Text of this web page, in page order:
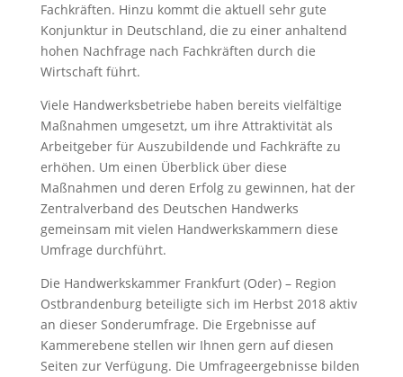
Fachkräften. Hinzu kommt die aktuell sehr gute
Konjunktur in Deutschland, die zu einer anhaltend
hohen Nachfrage nach Fachkräften durch die
Wirtschaft führt.
Viele Handwerksbetriebe haben bereits vielfältige
Maßnahmen umgesetzt, um ihre Attraktivität als
Arbeitgeber für Auszubildende und Fachkräfte zu
erhöhen. Um einen Überblick über diese
Maßnahmen und deren Erfolg zu gewinnen, hat der
Zentralverband des Deutschen Handwerks
gemeinsam mit vielen Handwerkskammern diese
Umfrage durchführt.
Die Handwerkskammer Frankfurt (Oder) – Region
Ostbrandenburg beteiligte sich im Herbst 2018 aktiv
an dieser Sonderumfrage. Die Ergebnisse auf
Kammerebene stellen wir Ihnen gern auf diesen
Seiten zur Verfügung. Die Umfrageergebnisse bilden